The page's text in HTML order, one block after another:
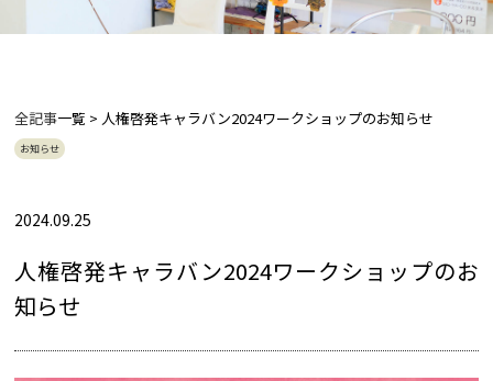
全記事一覧 > 人権啓発キャラバン2024ワークショップのお知らせ
お知らせ
2024.09.25
人権啓発キャラバン2024ワークショップのお
知らせ